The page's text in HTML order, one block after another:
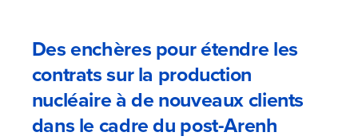
Des enchères pour étendre les
contrats sur la production
nucléaire à de nouveaux clients
dans le cadre du post-Arenh